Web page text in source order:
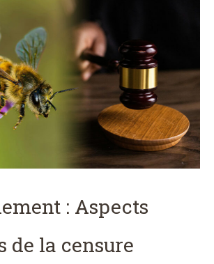
: Aspects
de la censure